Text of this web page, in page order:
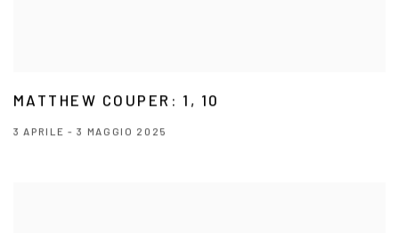
MATTHEW COUPER: 1, 10
3 APRILE - 3 MAGGIO 2025